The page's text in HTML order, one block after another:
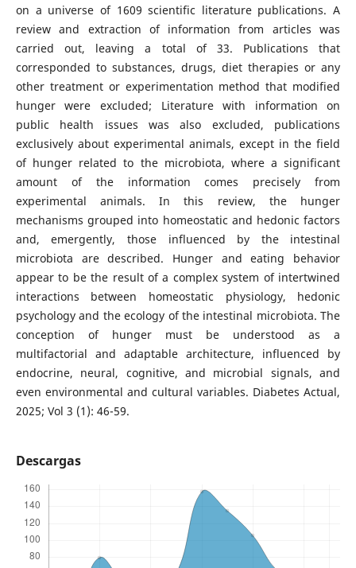
on a universe of 1609 scientific literature publications. A
review and extraction of information from articles was
carried out, leaving a total of 33. Publications that
corresponded to substances, drugs, diet therapies or any
other treatment or experimentation method that modified
hunger were excluded; Literature with information on
public health issues was also excluded, publications
exclusively about experimental animals, except in the field
of hunger related to the microbiota, where a significant
amount of the information comes precisely from
experimental animals. In this review, the hunger
mechanisms grouped into homeostatic and hedonic factors
and, emergently, those influenced by the intestinal
microbiota are described. Hunger and eating behavior
appear to be the result of a complex system of intertwined
interactions between homeostatic physiology, hedonic
psychology and the ecology of the intestinal microbiota. The
conception of hunger must be understood as a
multifactorial and adaptable architecture, influenced by
endocrine, neural, cognitive, and microbial signals, and
even environmental and cultural variables. Diabetes Actual,
2025; Vol 3 (1): 46-59.
Descargas